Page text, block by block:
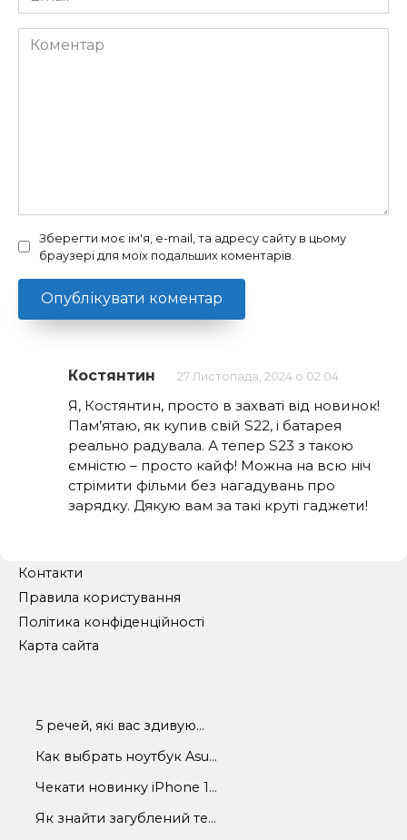
*
Коментар
Зберегти моє ім'я, e-mail, та адресу сайту в цьому
браузері для моїх подальших коментарів.
Костянтин 27 Листопада, 2024 о 02:04
Я, Костянтин, просто в захваті від новинок!
Пам’ятаю, як купив свій S22, і батарея
реально радувала. А тепер S23 з такою
ємністю – просто кайф! Можна на всю ніч
стрімити фільми без нагадувань про
зарядку. Дякую вам за такі круті гаджети!
Контакти
Правила користування
Політика конфіденційності
Карта сайта
5 речей, які вас здивую...
Как выбрать ноутбук Asu...
Чекати новинку iPhone 1...
Як знайти загублений те...